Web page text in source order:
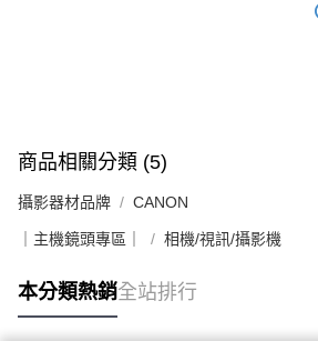
商品相關分類 (5)
攝影器材品牌 CANON
｜主機鏡頭專區｜ 相機/視訊/攝影機
本分類熱銷全站排行